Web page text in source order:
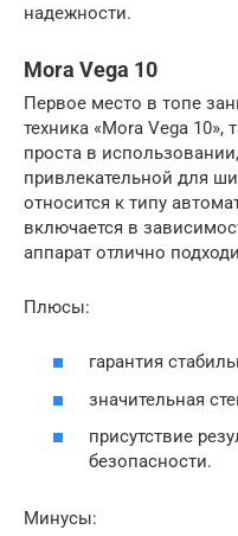
надежности.
Mora Vega 10
Первое место в топе
техника «Mora Vega 10»,
проста в
привлекательной для
относится к типу
включается в
аппарат отлично
Плюсы:
гарантия
значительная
присутствие
безопасности.
Минусы: